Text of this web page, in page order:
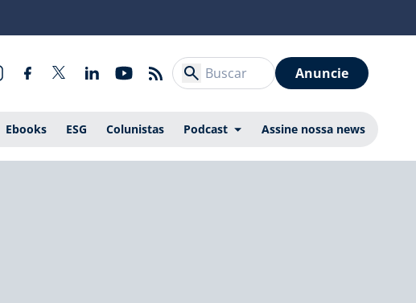
Anuncie
Ebooks ESG Colunistas Podcast Assine nossa news